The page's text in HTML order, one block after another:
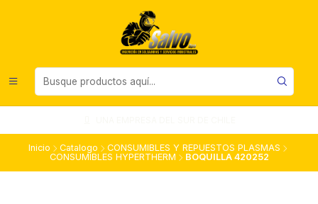
Inicio Catalogo
CONSUMIBLES Y REPUESTOS PLASMAS
CONSUMIBLES HYPERTHERM
BOQUILLA 420252